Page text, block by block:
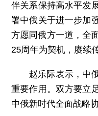
伴关系保持高水平发
署中俄关于进一步加
方愿同俄方一道，全
25周年为契机，赓续
赵乐际表示，中
重要作用。双方要立
中俄新时代全面战略